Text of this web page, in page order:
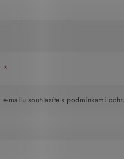
e-mailu souhlasíte s podmínkami